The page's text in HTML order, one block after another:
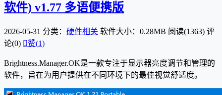
软件) v1.77 多语便携版
2026-05-31 分类： 硬件相关 软件大小：0.28MB 阅读(1363) 评
论(0) 赞(1)
Brightness.Manager.OK是一款专注于显示器亮度调节和管理的
软件，旨在为用户提供在不同环境下的最佳视觉舒适度。